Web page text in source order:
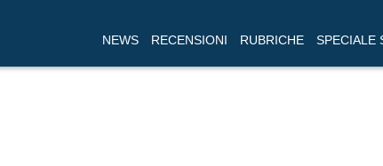
NEWS RECENSIONI RUBRICHE SPECIALE